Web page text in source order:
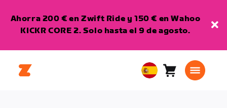
Ahorra 200 € en Zwift Ride y 150 € en Wahoo
KICKR CORE 2. Solo hasta el 9 de agosto.
EuropeanCarro0